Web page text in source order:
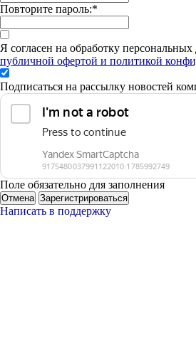
Повторите пароль:*
Я согласен на обработку
публичной офертой и политикой
Подписаться на рассылку новостей
Поле обязательно для заполнения
Отмена Зарегистрироваться
Написать в поддержку